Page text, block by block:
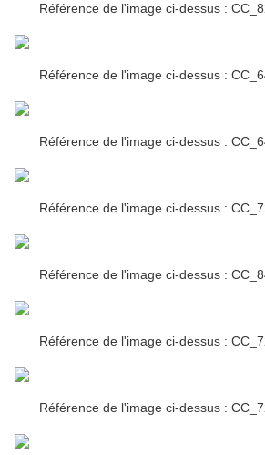
Référence de l'image ci-dessus :
Référence de l'image ci-dessus :
Référence de l'image ci-dessus :
Référence de l'image ci-dessus :
Référence de l'image ci-dessus :
Référence de l'image ci-dessus :
Référence de l'image ci-dessus :